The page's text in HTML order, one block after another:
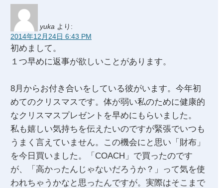
yuka より:
2014年12月24日 6:43 PM
初めまして。
１つ早めに返事が欲しいことがあります。
8月からお付き合いをしている彼がいます。今年初
めてのクリスマスです。体が弱い私のために健康的
なクリスマスプレゼントを早めにもらいました。
私も嬉しい気持ちを伝えたいのですが緊張でいつも
うまく言えていません。この機会にと思い「財布」
を今日買いました。「COACH」で買ったのです
が、「高かったんじゃないだろうか？」って気を使
われちゃうかなと思ったんですが。実際はそこまで